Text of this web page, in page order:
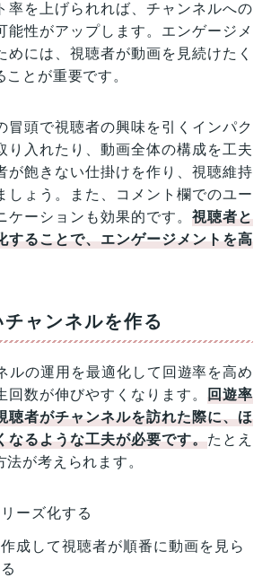
率を上げられれば、チャンネルへの
能性がアップします。エンゲージメ
めには、視聴者が動画を見続けたく
とが重要です。
冒頭で視聴者の興味を引くインパク
り入れたり、動画全体の構成を工夫
が飽きない仕掛けを作り、視聴維持
しょう。また、コメント欄でのユー
ケーションも効果的です。視聴者と
することで、エンゲージメントを高
チャンネルを作る
ルの運用を最適化して回遊率を高め
回数が伸びやすくなります。回遊率
聴者がチャンネルを訪れた際に、ほ
なるような工夫が必要です。たとえ
が考えられます。
ーズ化する
成して視聴者が順番に動画を見ら